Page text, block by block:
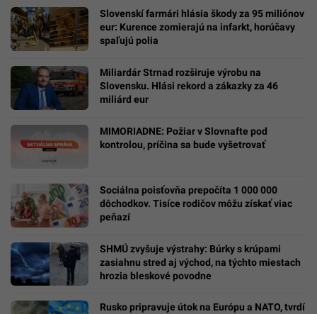
Slovenskí farmári hlásia škody za 95 miliónov
eur: Kurence zomierajú na infarkt, horúčavy
spaľujú polia
Miliardár Strnad rozširuje výrobu na
Slovensku. Hlási rekord a zákazky za 46
miliárd eur
MIMORIADNE: Požiar v Slovnafte pod
kontrolou, príčina sa bude vyšetrovať
Sociálna poisťovňa prepočíta 1 000 000
dôchodkov. Tisíce rodičov môžu získať viac
peňazí
SHMÚ zvyšuje výstrahy: Búrky s krúpami
zasiahnu stred aj východ, na týchto miestach
hrozia bleskové povodne
Rusko pripravuje útok na Európu a NATO, tvrdí